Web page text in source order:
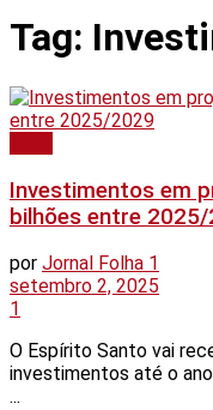
Tag:
Investimentos em
bilhões entre
por Jornal Folha 1
setembro 2, 2025
1
O Espírito Santo vai
investimentos até o
...